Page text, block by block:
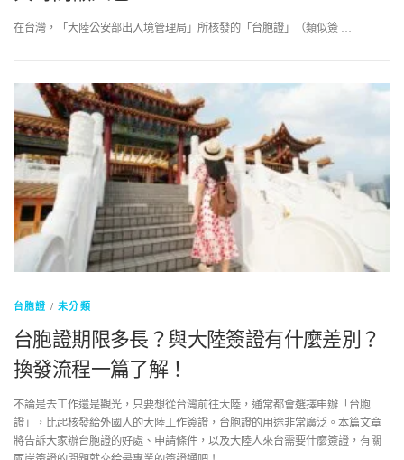
在台灣，「大陸公安部出入境管理局」所核發的「台胞證」（類似簽 …
台胞證 /未分類
台胞證期限多長？與大陸簽證有什麼差別？
換發流程一篇了解！
不論是去工作還是觀光，只要想從台灣前往大陸，通常都會選擇申辦「台胞
證」，比起核發給外國人的大陸工作簽證，台胞證的用途非常廣泛。本篇文章
將告訴大家辦台胞證的好處、申請條件，以及大陸人來台需要什麼簽證，有關